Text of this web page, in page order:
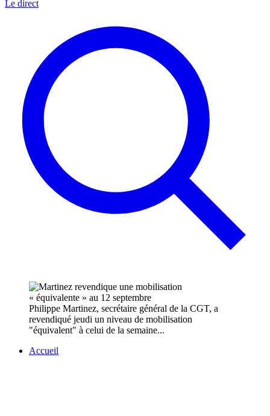
Le direct
Philippe Martinez, secrétaire général de la CGT, a
revendiqué jeudi un niveau de mobilisation
"équivalent" à celui de la semaine...
Accueil